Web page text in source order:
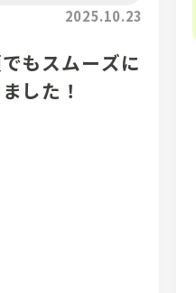
2025.10.23
もスムーズに
した！